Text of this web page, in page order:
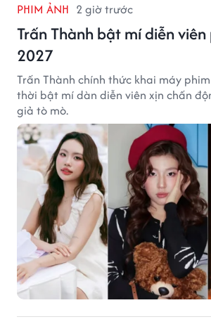
PHIM ẢNH 2 giờ trước
Trấn Thành bật mí diễn
2027
Trấn Thành chính thức khai máy
thời bật mí dàn diễn viên xịn chấn
giả tò mò.